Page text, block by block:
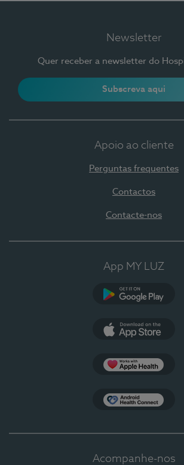
Newsletter
Quer receber a newsletter do
Subscreva aqui
Apoio ao cliente
Perguntas frequentes
Contactos
Contacte-nos
App MY LUZ
Acompanhe-nos